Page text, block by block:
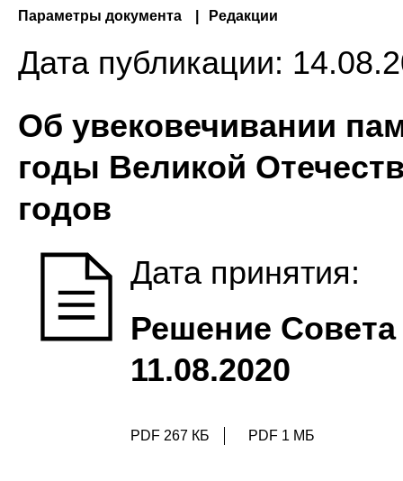
Параметры документа Редакции
Дата публикации:
Об увековечивании
годы Великой
годов
Дата принятия:
Решение
11.08.2020
PDF 267 КБ PDF 1 МБ